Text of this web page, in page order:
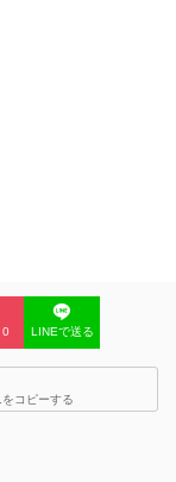
0 LINEで送る
コピーする